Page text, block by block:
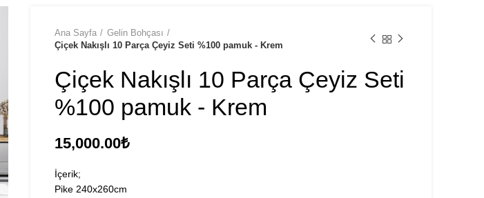
Ana Sayfa
Gelin Bohçası
Çiçek Nakışlı 10 Parça Çeyiz Seti %100 pamuk - Krem
Çiçek Nakışlı 10 Parça Çeyiz Seti
%100 pamuk - Krem
15,000.00₺
İçerik;
Pike 240x260cm